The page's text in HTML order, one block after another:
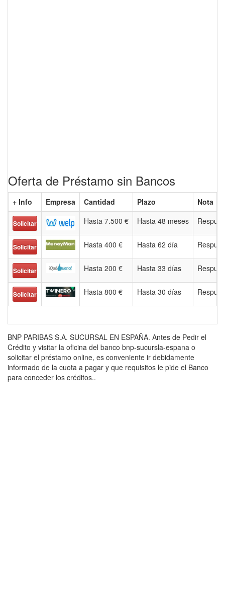
Oferta de Préstamo sin Bancos
+ Info Empresa Cantidad Plazo Nota
Solicitar Hasta 7.500 € Hasta 48 meses
Solicitar Hasta 400 € Hasta 62 día
Solicitar Hasta 200 € Hasta 33 días
Solicitar Hasta 800 € Hasta 30 días
BNP PARIBAS S.A. SUCURSAL EN ESPAÑA. Antes de Pedir el
Crédito y visitar la oficina del banco bnp-sucursla-espana o
solicitar el préstamo online, es conveniente ir debidamente
informado de la cuota a pagar y que requisitos le pide el Banco
para conceder los créditos..